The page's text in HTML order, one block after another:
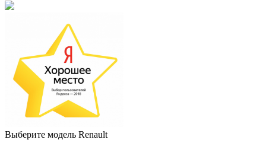
Выберите модель Renault